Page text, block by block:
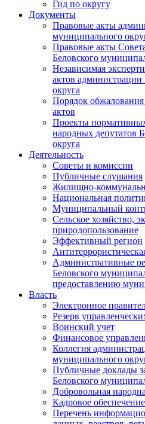
Гид по округу
Документы
Правовые акты
муниципального
Правовые акты
Беловского
Независимая
актов
округа
Порядок
актов
Проекты
народных депутатов
округа
Деятельность
Советы и комиссии
Публичные слушания
Жилищно-
Национальная
Муниципальный
Сельское хозяйство,
природопользование
Эффективный регион
Административные
Беловского
предоставлению
Власть
Электронное
Резерв
Воинский учет
Финансовое
Коллегия
муниципального
Публичные доклады
Беловского
Добровольная
Кадровое обеспечение
Перечень